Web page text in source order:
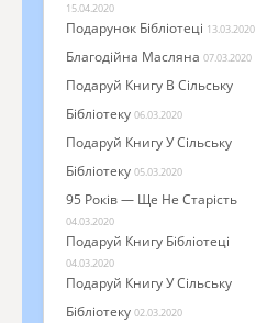
15.04.2020
Подарунок Бібліотеці 13.03.2020
Благодійна Масляна 07.03.2020
Подаруй Книгу В Сільську
Бібліотеку 06.03.2020
Подаруй Книгу У Сільську
Бібліотеку 05.03.2020
95 Років — Ще Не Старість
04.03.2020
Подаруй Книгу Бібліотеці
04.03.2020
Подаруй Книгу У Сільську
Бібліотеку 02.03.2020